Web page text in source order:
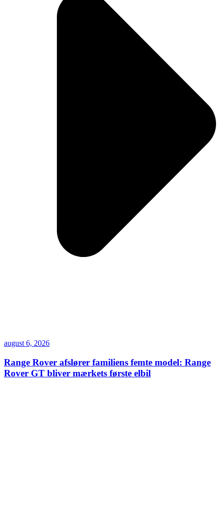
august 6, 2026
Range Rover afslører familiens femte model: Range
Rover GT bliver mærkets første elbil